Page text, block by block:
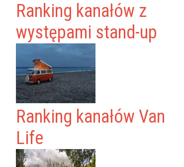
Ranking kanałów z
występami stand-up
Ranking kanałów Van
Life